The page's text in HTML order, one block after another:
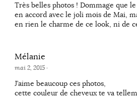
Très belles photos ! Dommage que
en accord avec le joli mois de Mai,
en rien le charme de ce look, ni de
Mélanie
mai 2, 2015·
J’aime beaucoup ces photos,
cette couleur de cheveux te va